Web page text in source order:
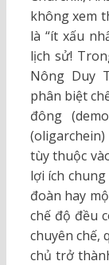
không xem
là “ít xấu
lịch sử!
Nông Duy
phân biệt
đông
tùy thuộc
lợi ích
đoàn hay
chế độ đều
chuyên chế,
chủ trở